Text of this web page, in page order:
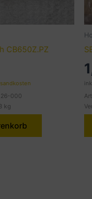
CB650Z.PZ
000
kg